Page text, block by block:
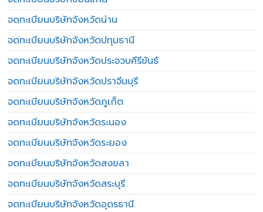
จดทะเบียนบริษัทจังหวัดน่าน
จดทะเบียนบริษัทจังหวัดปทุมธานี
จดทะเบียนบริษัทจังหวัดประจวบคีรีขันธ์
จดทะเบียนบริษัทจังหวัดปราจีนบุรี
จดทะเบียนบริษัทจังหวัดภูเก็ต
จดทะเบียนบริษัทจังหวัดระนอง
จดทะเบียนบริษัทจังหวัดระยอง
จดทะเบียนบริษัทจังหวัดสงขลา
จดทะเบียนบริษัทจังหวัดสระบุรี
จดทะเบียนบริษัทจังหวัดอุดรธานี